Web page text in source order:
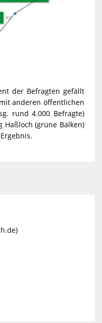
der Befragten gefällt
anderen öffentlichen
rund 4.000 Befragte)
Haßloch (grüne Balken)